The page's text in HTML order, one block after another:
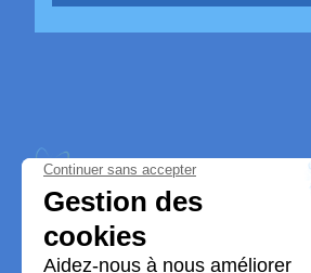
Pompes Funèbres et
Nos équipes vous aident à honorer
perpétuer son souvenir dans le